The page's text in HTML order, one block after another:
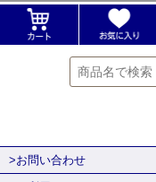
>お問い合わせ